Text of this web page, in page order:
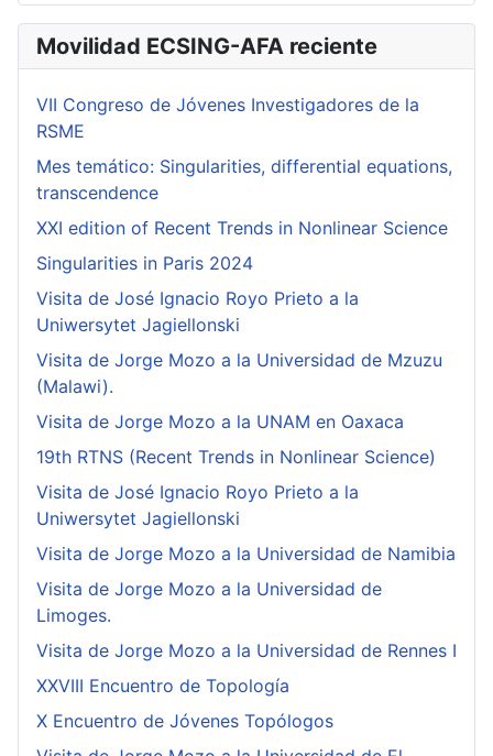
Movilidad ECSING-AFA reciente
VII Congreso de Jóvenes Investigadores de la
RSME
Mes temático: Singularities, differential equations,
transcendence
XXI edition of Recent Trends in Nonlinear Science
Singularities in Paris 2024
Visita de José Ignacio Royo Prieto a la
Uniwersytet Jagiellonski
Visita de Jorge Mozo a la Universidad de Mzuzu
(Malawi).
Visita de Jorge Mozo a la UNAM en Oaxaca
19th RTNS (Recent Trends in Nonlinear Science)
Visita de José Ignacio Royo Prieto a la
Uniwersytet Jagiellonski
Visita de Jorge Mozo a la Universidad de Namibia
Visita de Jorge Mozo a la Universidad de
Limoges.
Visita de Jorge Mozo a la Universidad de Rennes I
XXVIII Encuentro de Topología
X Encuentro de Jóvenes Topólogos